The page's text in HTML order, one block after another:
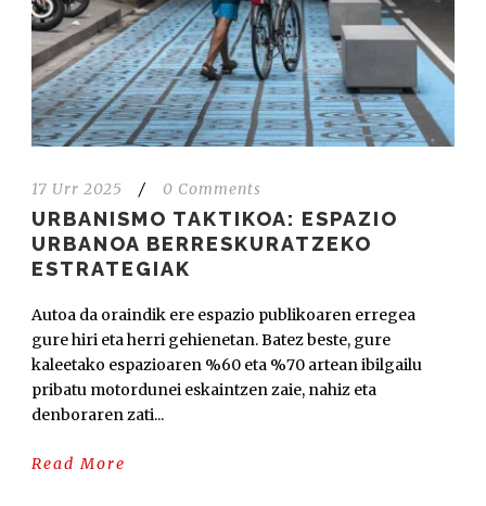
17 Urr 2025 / 0 Comments
URBANISMO TAKTIKOA: ESPAZIO
URBANOA BERRESKURATZEKO
ESTRATEGIAK
Autoa da oraindik ere espazio publikoaren erregea
gure hiri eta herri gehienetan. Batez beste, gure
kaleetako espazioaren %60 eta %70 artean ibilgailu
pribatu motordunei eskaintzen zaie, nahiz eta
denboraren zati...
Read More